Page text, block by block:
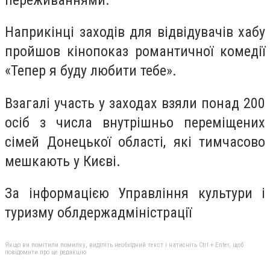
Наприкінці заходів для відвідувачів хабу
пройшов кінопоказ романтичної комедії
«Тепер я буду любити тебе».
Взагалі участь у заходах взяли понад 200
осіб з числа внутрішньо переміщених
сімей Донецької області, які тимчасово
мешкають у Києві.
За інформацією Управління культури і
туризму облдержадміністрації
Якщо ви помітили помилку, виділіть необхідний текст і натисніть Ctrl + Enter, щоб
повідомити про це редакцію